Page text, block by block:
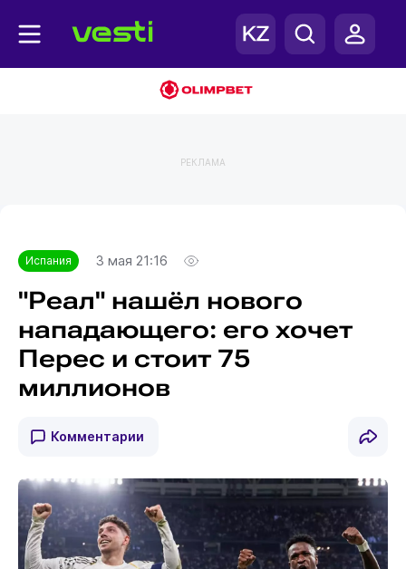
РЕКЛАМА
Испания 3 мая 21:16
"Реал" нашёл нового
нападающего: его хочет
Перес и стоит 75
миллионов
Комментарии